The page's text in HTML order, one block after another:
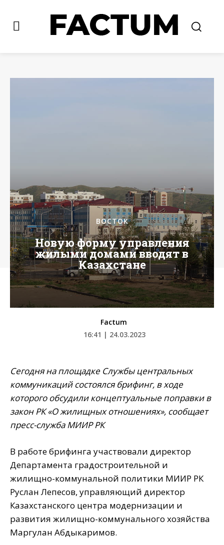
ВОСТОК
Новую форму управления
жилыми домами вводят в
Казахстане
Factum
16:41 | 24.03.2023
Сегодня на площадке Службы центральных
коммуникаций состоялся брифинг, в ходе
которого обсудили концептуальные поправки в
закон РК «О жилищных отношениях», сообщает
пресс-служба МИИР РК
В работе брифинга участвовали директор
Департамента градостроительной и
жилищно-коммунальной политики МИИР РК
Руслан Лепесов, управляющий директор
Казахстанского центра модернизации и
развития жилищно-коммунального хозяйства
Маргулан Абдыкаримов.